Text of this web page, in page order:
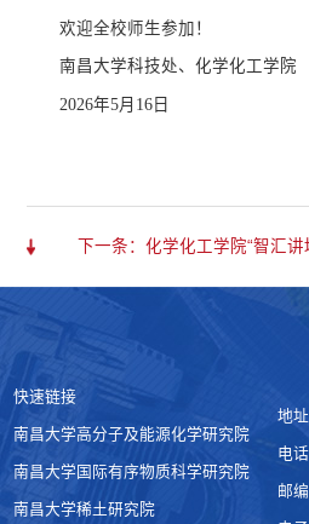
欢迎全校师生参加！
南昌大学科技处、化学化工学院
2026年5月 16 日
下一条：化学化工学院“智汇
快速链接
南昌大学高分子及能源化学研究院
南昌大学国际有序物质科学研究院
南昌大学稀土研究院
地
电
邮